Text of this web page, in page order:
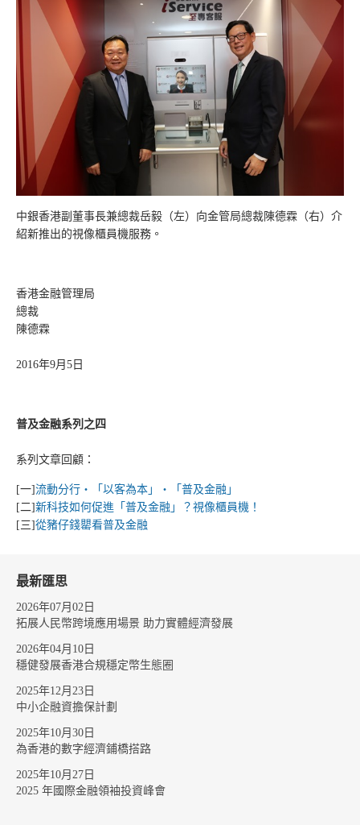
中銀香港副董事長兼總裁岳毅（左）向金管局總裁陳德霖（右）介
紹新推出的視像櫃員機服務。
香港金融管理局
總裁
陳德霖
2016年9月5日
普及金融系列之四
系列文章回顧：
[一]流動分行‧「以客為本」‧「普及金融」
[二]新科技如何促進「普及金融」？視像櫃員機！
[三]從豬仔錢罌看普及金融
最新匯思
2026年07月02日
拓展人民幣跨境應用場景 助力實體經濟發展
2026年04月10日
穩健發展香港合規穩定幣生態圈
2025年12月23日
中小企融資擔保計劃
2025年10月30日
為香港的數字經濟鋪橋搭路
2025年10月27日
2025 年國際金融領袖投資峰會